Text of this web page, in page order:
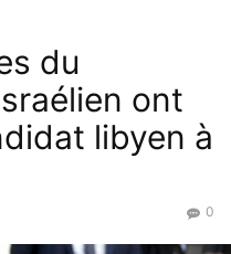
du
ont
libyen à
0